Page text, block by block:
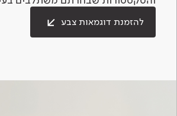
להזמנת דוגמאות צבע